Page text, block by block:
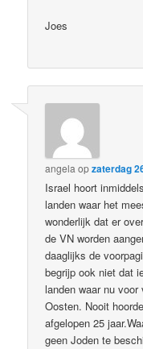
Joes
angela opzaterdag
Israel hoort
landen waar het
wonderlijk dat er
de VN worden
daaglijks de
begrijp ook niet dat
landen waar nu
Oosten. Nooit
afgelopen 25
geen Joden te